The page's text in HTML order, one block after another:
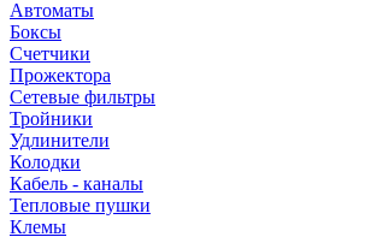
Автоматы
Боксы
Счетчики
Прожектора
Сетевые фильтры
Тройники
Удлинители
Колодки
Кабель - каналы
Тепловые пушки
Клемы